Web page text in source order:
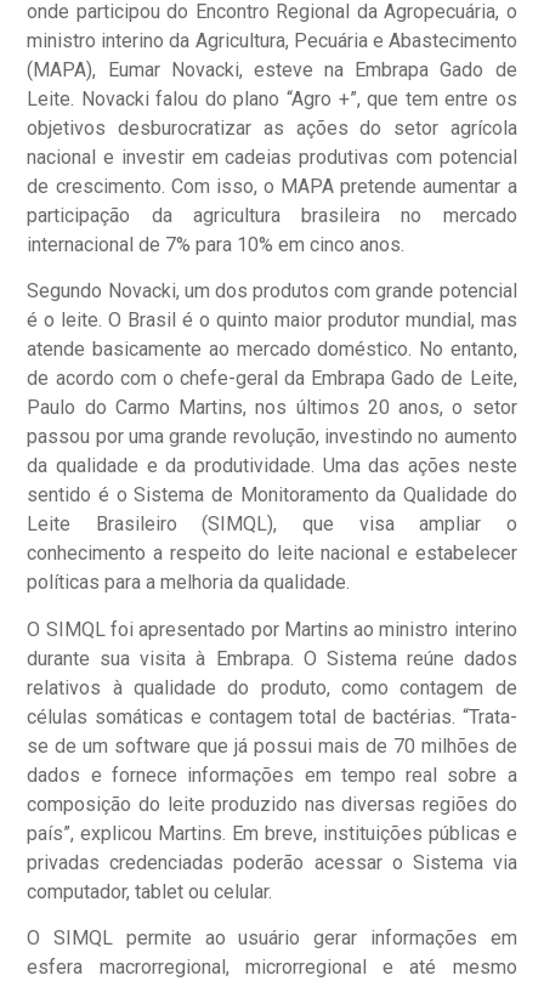
onde participou do Encontro Regional da Agropecuária, o
ministro interino da Agricultura, Pecuária e Abastecimento
(MAPA), Eumar Novacki, esteve na Embrapa Gado de
Leite. Novacki falou do plano “Agro +”, que tem entre os
objetivos desburocratizar as ações do setor agrícola
nacional e investir em cadeias produtivas com potencial
de crescimento. Com isso, o MAPA pretende aumentar a
participação da agricultura brasileira no mercado
internacional de 7% para 10% em cinco anos.
Segundo Novacki, um dos produtos com grande potencial
é o leite. O Brasil é o quinto maior produtor mundial, mas
atende basicamente ao mercado doméstico. No entanto,
de acordo com o chefe-geral da Embrapa Gado de Leite,
Paulo do Carmo Martins, nos últimos 20 anos, o setor
passou por uma grande revolução, investindo no aumento
da qualidade e da produtividade. Uma das ações neste
sentido é o Sistema de Monitoramento da Qualidade do
Leite Brasileiro (SIMQL), que visa ampliar o
conhecimento a respeito do leite nacional e estabelecer
políticas para a melhoria da qualidade.
O SIMQL foi apresentado por Martins ao ministro interino
durante sua visita à Embrapa. O Sistema reúne dados
relativos à qualidade do produto, como contagem de
células somáticas e contagem total de bactérias. “Trata-
se de um software que já possui mais de 70 milhões de
dados e fornece informações em tempo real sobre a
composição do leite produzido nas diversas regiões do
país”, explicou Martins. Em breve, instituições públicas e
privadas credenciadas poderão acessar o Sistema via
computador, tablet ou celular.
O SIMQL permite ao usuário gerar informações em
esfera macrorregional, microrregional e até mesmo